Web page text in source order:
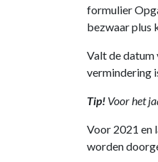
formulier
bezwaar plus
Valt de datum
vermindering
Tip! Voor het
Voor 2021 en
worden